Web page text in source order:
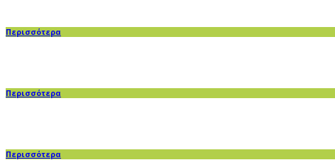
Περισσότερα
Περισσότερα
Περισσότερα